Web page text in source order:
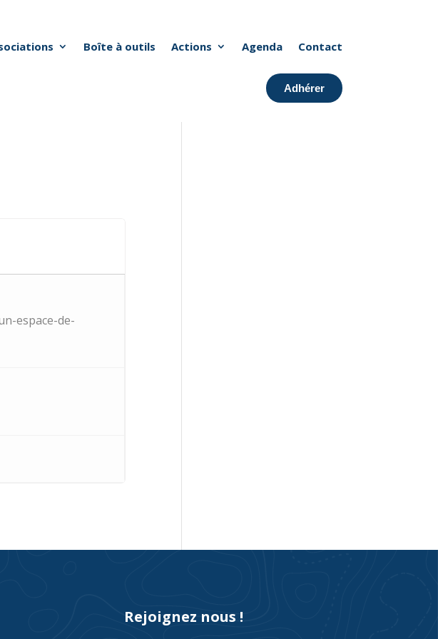
Boîte à outils Actions Agenda Contact
Adhérer
espace-de-
Rejoignez nous !